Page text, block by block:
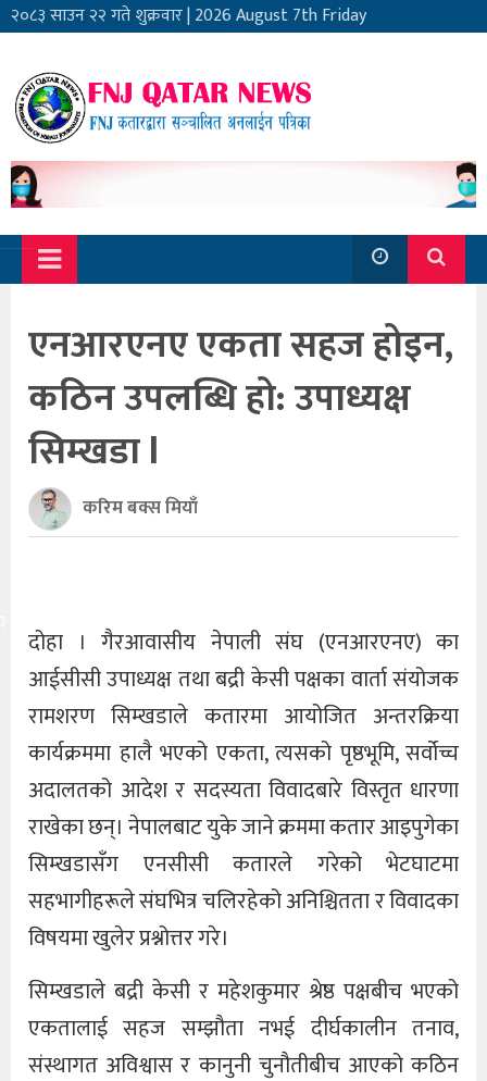
२०८३ साउन २२ गते शुक्रवार|2026 August 7th Friday
एनआरएनए एकता सहज होइन,
कठिन उपलब्धि हो: उपाध्यक्ष
सिम्खडा l
करिम बक्स मियाँ
दोहा । गैरआवासीय नेपाली संघ (एनआरएनए) का
आईसीसी उपाध्यक्ष तथा बद्री केसी पक्षका वार्ता संयोजक
रामशरण सिम्खडाले कतारमा आयोजित अन्तरक्रिया
कार्यक्रममा हालै भएको एकता, त्यसको पृष्ठभूमि, सर्वोच्च
अदालतको आदेश र सदस्यता विवादबारे विस्तृत धारणा
राखेका छन्। नेपालबाट युके जाने क्रममा कतार आइपुगेका
सिम्खडासँग एनसीसी कतारले गरेको भेटघाटमा
सहभागीहरूले संघभित्र चलिरहेको अनिश्चितता र विवादका
विषयमा खुलेर प्रश्नोत्तर गरे।
सिम्खडाले बद्री केसी र महेशकुमार श्रेष्ठ पक्षबीच भएको
एकतालाई सहज सम्झौता नभई दीर्घकालीन तनाव,
संस्थागत अविश्वास र कानुनी चुनौतीबीच आएको कठिन